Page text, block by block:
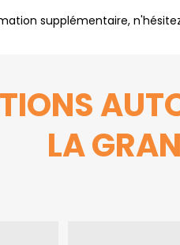
supplémentaire,
LA